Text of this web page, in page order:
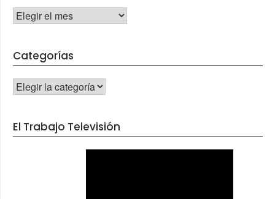
Archivos
Categorías
CATEGORÍAS
El Trabajo Televisión